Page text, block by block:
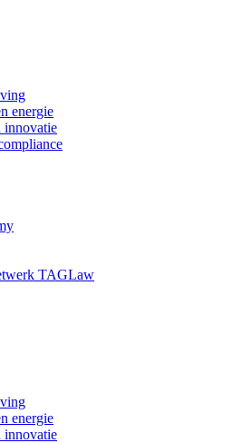
energie
innovatie
TAGLaw
energie
innovatie